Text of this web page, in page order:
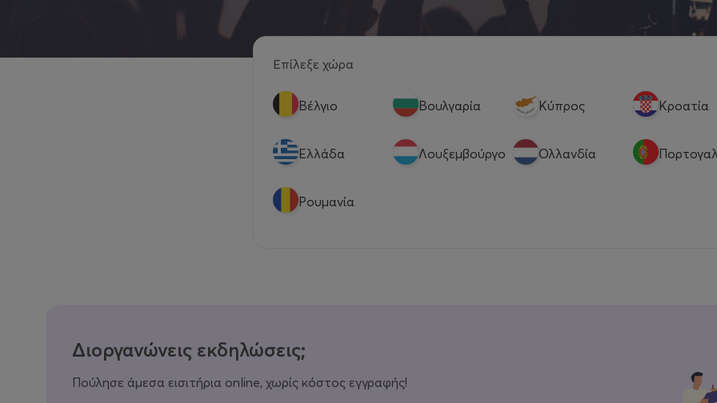
Επίλεξε χώρα
Βέλγιο Βουλγαρία Κύπρος Κροατία
Eλλάδα Λουξεμβούργο Ολλανδία
Ρουμανία
Διοργανώνεις εκδηλώσεις;
Πούλησε άμεσα εισιτήρια online, χωρίς κόστος εγγραφής!